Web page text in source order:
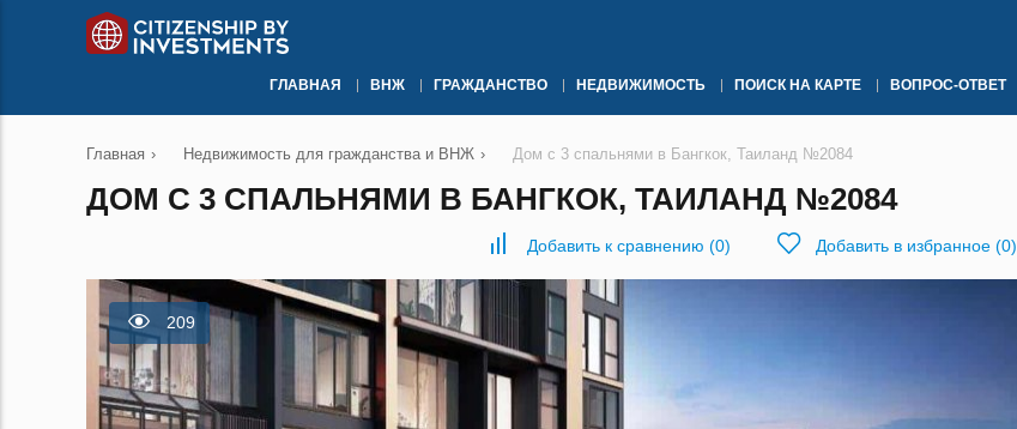
ГЛАВНАЯ ВНЖ ГРАЖДАНСТВО НЕДВИЖИМОСТЬ ПОИСК НА КАРТЕ ВОПРОС-ОТВЕТ
Главная › Недвижимость для гражданства и ВНЖ › Дом с 3 спальнями в Бангкок, Таиланд №2084
ДОМ С 3 СПАЛЬНЯМИ В БАНГКОК, ТАИЛАНД №2084
Добавить к сравнению (0) Добавить в избранное (0)
209